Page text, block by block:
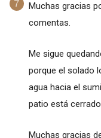
Muchas gracias
comentas.
Me sigue
porque el solado
agua hacia el
patio está
Muchas gracias